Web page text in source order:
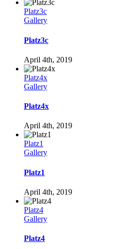
Platz3c
Gallery
Platz3c
April 4th, 2019
Platz4x
Gallery
Platz4x
April 4th, 2019
Platz1
Gallery
Platz1
April 4th, 2019
Platz4
Gallery
Platz4